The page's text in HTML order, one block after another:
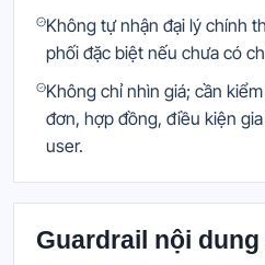
Không tự nhận đại lý chính
phối đặc biệt nếu chưa có
Không chỉ nhìn giá; cần
đơn, hợp đồng, điều kiện
user.
Guardrail nội